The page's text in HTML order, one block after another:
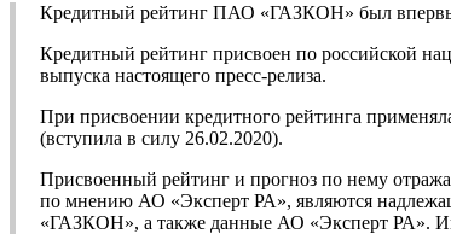
Кредитный рейтинг ПАО «ГАЗКОН» был
Кредитный рейтинг присвоен по российской
выпуска настоящего пресс-релиза.
При присвоении кредитного рейтинга
(вступила в силу 26.02.2020).
Присвоенный рейтинг и прогноз по нему
по мнению АО «Эксперт РА», являются
«ГАЗКОН», а также данные АО «Эксперт РА».